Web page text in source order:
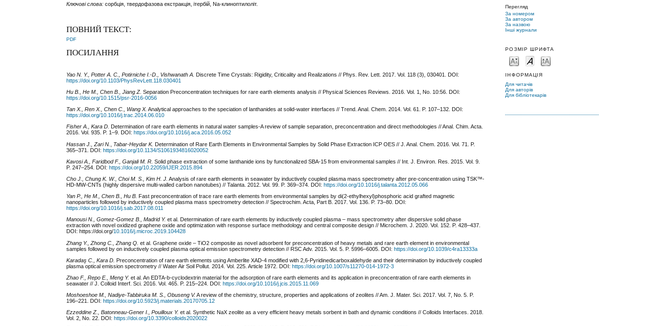
Перегляд
За номером
За автором
За назвою
Інші журнали
РОЗМІР ШРИФТА
ІНФОРМАЦІЯ
Для читачів
Для авторів
Для бібліотекарів
Ключові слова: сорбція, твердофазова екстракція, ітербій, Na-клиноптилоліт.
ПОВНИЙ ТЕКСТ:
PDF
ПОСИЛАННЯ
Yao N. Y., Potter A. C., Potirniche I.-D., Vishwanath A. Discrete Time Crystals: Rigidity, Criticality and Realizations // Phys. Rev. Lett. 2017. Vol. 118 (3), 030401. DOI:
https://doi.org/10.1103/PhysRevLett.118.030401
Hu B.,
He M., Chen B., Jiang Z.Separation Preconcentration techniques for rare earth elements analysis // Physical Sciences Reviews. 2016. Vol. 1, No. 10:56. DOI:
https://doi.org/10.1515/psr-2016-0056
Tan X., Ren X., Chen C., Wang X. Analytical approaches to the speciation of lanthanides at solid-water interfaces // Trend. Anal. Chem. 2014. Vol. 61. P. 107–132. DOI:
https://doi.org/10.1016/j.trac.2014.06.010
Fisher A., Kara D. Determination of rare earth elements in natural water samples-A review of sample separation, preconcentration and direct methodologies // Anal. Chim. Acta.
2016. Vol. 935. P. 1–9. DOI: https://doi.org/10.1016/j.aca.2016.05.052
Hassan J., Zari N.
Tabar-Heydar K. Determination of Rare Earth Elements in Environmental Samples by Solid Phase Extraction ICP OES // J. Anal. Chem. 2016. Vol. 71. P.
365–371. DOI:https://doi.org/10.1134/S1061934816020052
Kavosi A., Faridbod F., Ganjali M. R. Solid phase extraction of some lanthanide ions by functionalized SBA-15 from environmental samples // Int. J. Environ. Res. 2015. Vol. 9.
P. 247–254. DOI:https://doi.org/10.22059/IJER.2015.894
Cho J.
Chung K. W., Choi M. S., Kim H. J. Analysis of rare earth elements in seawater by inductively coupled plasma mass spectrometry after pre-concentration using TSK™-
HD-MW-CNTs (highly dispersive multi-walled carbon nanotubes) // Talanta. 2012. Vol. 99. P. 369–374. DOI:https://doi.org/10.1016/j.talanta.2012.05.066
Yan P., He M., Chen B., Hu B. Fast preconcentration of trace rare earth elements from environmental samples by di(2-ethylhexyl)phosphoric acid grafted magnetic
nanoparticles followed by inductively coupled plasma mass spectrometry detection // Spectrochim. Acta, Part B. 2017. Vol. 136. P. 73–80. DOI:
https://doi.org/10.1016/j.sab.2017.08.011
Manousi N., Gomez-Gomez B., Madrid Y.et al. Determination of rare earth elements by inductively coupled plasma – mass spectrometry after dispersive solid phase
extraction with novel oxidized graphene oxide and optimization with response surface methodology and central composite design // Microchem. J. 2020. Vol. 152. P. 428–437.
DOI: https://doi.org/10.1016/j.microc.2019.104428
Zhang Y., Zhong C., Zhang Q.et al. Graphene oxide – TiO2 composite as novel adsorbent for preconcentration of heavy metals and rare earth element in environmental
samples followed by on inductively coupled plasma optical emission spectrometry detection // RSC Adv. 2015. Vol. 5. P. 5996–6005. DOI:https://doi.org/10.1039/c4ra13333a
Karadaş C., Kara D. Preconcentration of rare earth elements using Amberlite XAD-4 modified with 2,6-Pyridinedicarboxaldehyde and their determination by inductively coupled
plasma optical emission spectrometry // Water Air Soil Pollut. 2014. Vol. 225. Article 1972. DOI:https://doi.org/10.1007/s11270-014-1972-3
Zhao F., Repo E., Meng Y. et al. An EDTA-b-cyclodextrin material for the adsorption of rare earth elements and its application in preconcentration of rare earth elements in
seawater // J. Colloid Interf. Sci. 2016. Vol. 465. P. 215–224. DOI:https://doi.org/10.1016/j.jcis.2015.11.069
Moshoeshoe M., Nadiye-Tabbiruka M. S., Obuseng V. A review of the chemistry, structure, properties and applications of zeolites // Am. J. Mater. Sci. 2017. Vol. 7, No. 5. P.
196–221. DOI:https://doi.org/10.5923/j.materials.20170705.12
Ezzeddine Z., Batonneau-Gener I., Pouilloux Y.et al.
Synthetic NaX zeolite as a very efficient heavy metals sorbent in bath and dynamic conditions // Colloids Interfaces. 2018.
Vol. 2, No. 22. DOI: https://doi.org/10.3390/colloids2020022